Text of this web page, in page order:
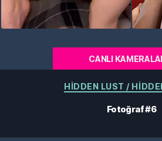
CANLI
HIDDEN LUST /
Fotoğraf #6